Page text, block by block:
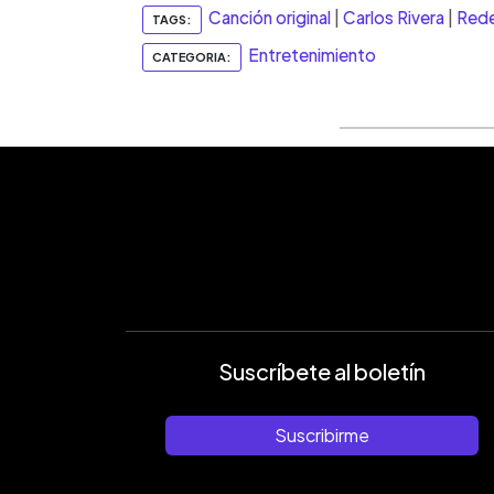
TAGS: Canción original Carlos Rivera
CATEGORIA: Entretenimiento
Suscríbete al boletín
Suscribirme